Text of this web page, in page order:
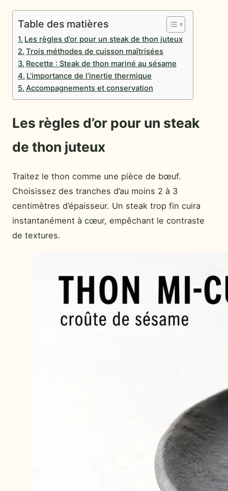
Table des matières
Les règles d’or pour un steak de thon juteux
Trois méthodes de cuisson maîtrisées
Recette : Steak de thon mariné au sésame
L’importance de l’inertie thermique
Accompagnements et conservation
Les règles d’or pour un steak
de thon juteux
Traitez le thon comme une pièce de bœuf.
Choisissez des tranches d’au moins 2 à 3
centimètres d’épaisseur. Un steak trop fin cuira
instantanément à cœur, empêchant le contraste
de textures.